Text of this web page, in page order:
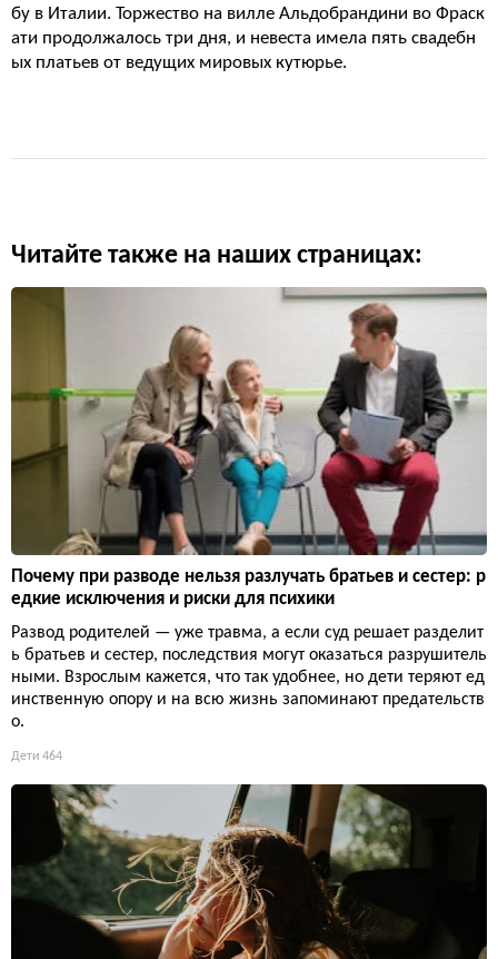
бу в Италии. Торжество на вилле Альдобрандини во Фраск
ати продолжалось три дня, и невеста имела пять свадебн
ых платьев от ведущих мировых кутюрье.
Читайте также на наших страницах:
Почему при разводе нельзя разлучать братьев и сестер: р
едкие исключения и риски для психики
Развод родителей — уже травма, а если суд решает разделит
ь братьев и сестер, последствия могут оказаться разрушитель
ными. Взрослым кажется, что так удобнее, но дети теряют ед
инственную опору и на всю жизнь запоминают предательств
о.
Дети 464